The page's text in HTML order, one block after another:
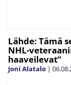
Lähde: Tämä
NHL-
haaveilevat”
Joni Alatalo |